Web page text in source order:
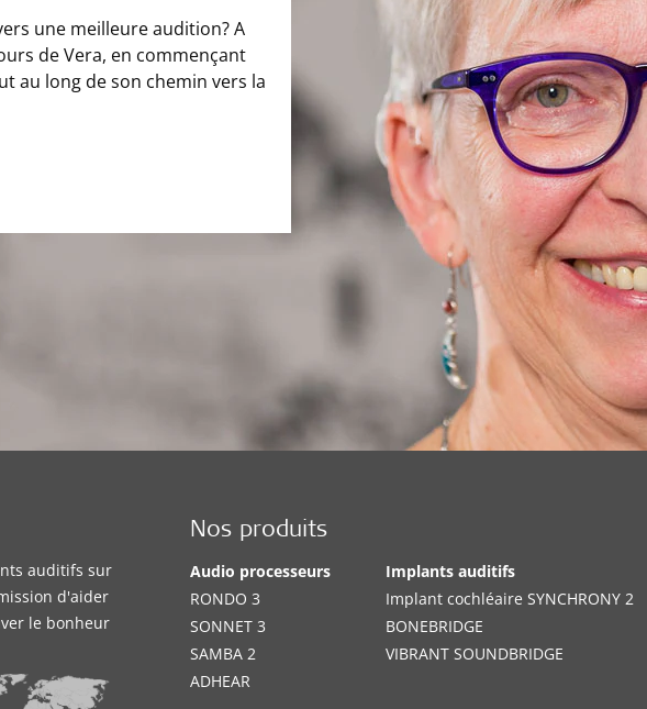
une meilleure audition? A
de Vera, en commençant
au long de son chemin vers la
auditifs sur
d'aider
le bonheur
Nos produits
Audio processeurs
RONDO 3
SONNET 3
SAMBA 2
ADHEAR
Implants auditifs
Implant cochléaire SYNCHRONY 2
BONEBRIDGE
VIBRANT SOUNDBRIDGE